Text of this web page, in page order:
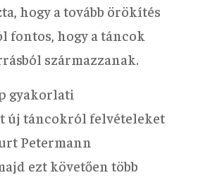
hogy a tovább örökítés
fontos, hogy a táncok
származzanak.
gyakorlati
új táncokról felvételeket
Petermann
ezt követően több